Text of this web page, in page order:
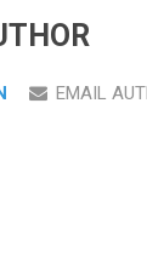
EMAIL